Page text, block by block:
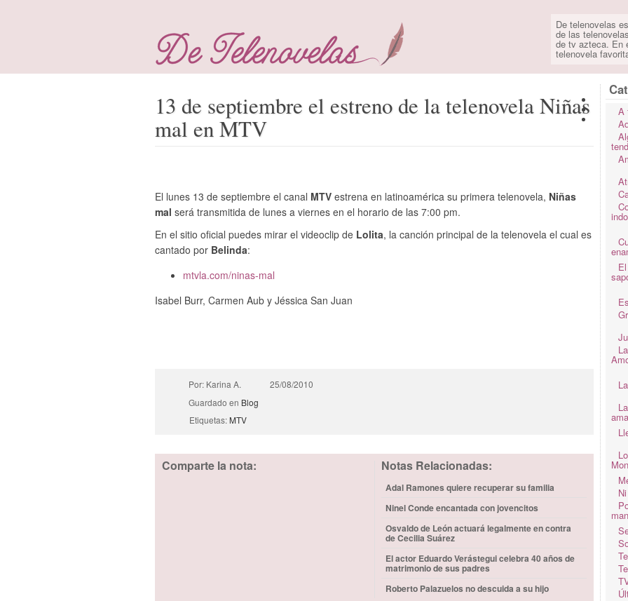
De telenovelas
de las
de tv azteca. En
telenovela
13 de septiembre el estreno de la telenovela Niñas
mal en MTV
El lunes 13 de septiembre el canal MTV estrena en latinoamérica su primera telenovela, Niñas
mal será transmitida de lunes a viernes en el horario de las 7:00 pm.
En el sitio oficial puedes mirar el videoclip de Lolita, la canción principal de la telenovela el cual es
cantado por Belinda:
mtvla.com/ninas-mal
Isabel Burr, Carmen Aub y Jéssica San Juan
Por: Karina A.
25/08/2010
Guardado en Blog
Etiquetas: MTV
Comparte la nota: Notas Relacionadas:
Adal Ramones quiere recuperar su familia
Ninel Conde encantada con jovencitos
Osvaldo de León actuará legalmente en contra
de Cecilia Suárez
El actor Eduardo Verástegui celebra 40 años de
matrimonio de sus padres
Roberto Palazuelos no descuida a su hijo
A